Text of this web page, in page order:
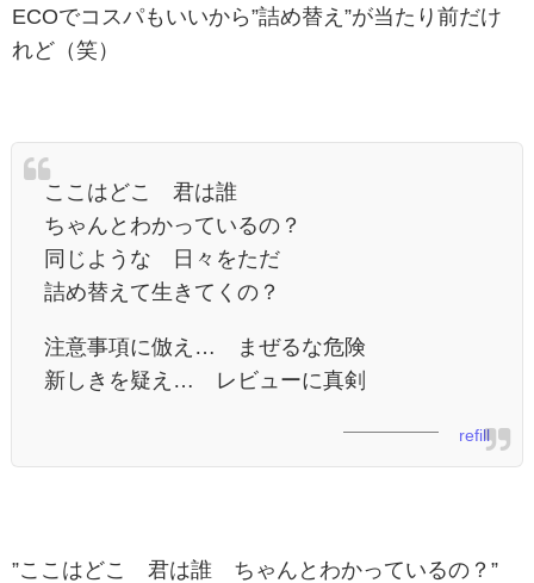
ECOでコスパもいいから”詰め替え”が当たり前だけ
れど（笑）
ここはどこ 君は誰
ちゃんとわかっているの？
同じような 日々をただ
詰め替えて生きてくの？
注意事項に倣え… まぜるな危険
新しきを疑え… レビューに真剣
refill
”ここはどこ 君は誰 ちゃんとわかっているの？”